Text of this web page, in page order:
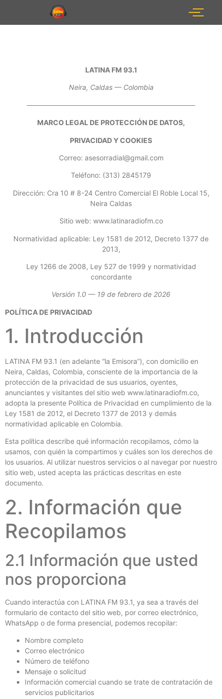
LATINA FM 93.1
Neira, Caldas — Colombia
──────────────────────────────────
MARCO LEGAL DE PROTECCIÓN DE DATOS,
PRIVACIDAD Y COOKIES
Correo: asesorradial@gmail.com
Teléfono: (313) 2845179
Dirección: Cra 10 # 8-24 Centro Comercial El Roble Local 15,
Neira Caldas
Sitio web: www.latinaradiofm.co
Normatividad aplicable: Ley 1581 de 2012, Decreto 1377 de
2013,
Ley 1266 de 2008, Ley 527 de 1999 y normatividad
concordante
Versión 1.0 — 19 de febrero de 2026
POLÍTICA DE PRIVACIDAD
1. Introducción
LATINA FM 93.1 (en adelante “la Emisora”), con domicilio en
Neira, Caldas, Colombia, consciente de la importancia de la
protección de la privacidad de sus usuarios, oyentes,
anunciantes y visitantes del sitio web www.latinaradiofm.co,
adopta la presente Política de Privacidad en cumplimiento de la
Ley 1581 de 2012, el Decreto 1377 de 2013 y demás
normatividad aplicable en Colombia.
Esta política describe qué información recopilamos, cómo la
usamos, con quién la compartimos y cuáles son los derechos de
los usuarios. Al utilizar nuestros servicios o al navegar por nuestro
sitio web, usted acepta las prácticas descritas en este
documento.
2. Información que
Recopilamos
2.1 Información que usted
nos proporciona
Cuando interactúa con LATINA FM 93.1, ya sea a través del
formulario de contacto del sitio web, por correo electrónico,
WhatsApp o de forma presencial, podemos recopilar:
Nombre completo
Correo electrónico
Número de teléfono
Mensaje o solicitud
Información comercial cuando se trate de contratación de
servicios publicitarios